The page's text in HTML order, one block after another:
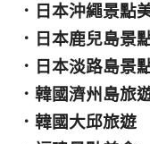
． 日本沖繩景點
． 日本鹿兒島景
． 日本淡路島景
． 韓國濟州島旅
． 韓國大邱旅遊